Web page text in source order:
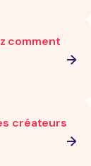
comment
créateurs